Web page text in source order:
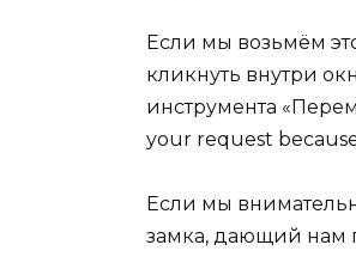
Если мы возьмём
кликнуть внутри
инструмента
your request
Если мы
замка, дающий нам